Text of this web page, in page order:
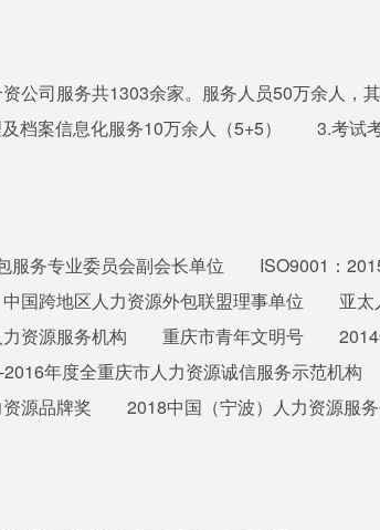
司服务共1303余家。服务人员50万余人，
案信息化服务10万余人（5+5） 3.考试
服务专业委员会副会长单位 ISO9001
国跨地区人力资源外包联盟理事单位 亚
资源服务机构 重庆市青年文明号 2014
年度全重庆市人力资源诚信服务示范
源品牌奖 2018中国（宁波）人力资源服